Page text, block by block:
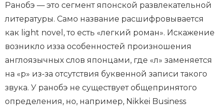
Ранобэ — это сегмент японской развлекательной
литературы. Само название расшифровывается
как light novel, то есть «легкий роман». Искажение
возникло изза особенностей произношения
англоязычных слов японцами, где «л» заменяется
на «р» из-за отсутствия буквенной записи такого
звука. У ранобэ не существует общепринятого
определения, но, например, Nikkei Business